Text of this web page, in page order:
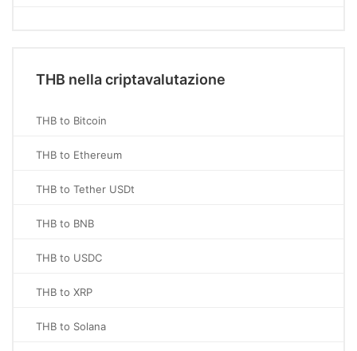
THB nella criptavalutazione
THB to Bitcoin
THB to Ethereum
THB to Tether USDt
THB to BNB
THB to USDC
THB to XRP
THB to Solana